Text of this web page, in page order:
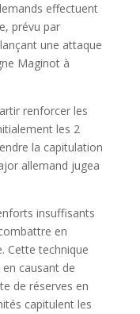
effectuent
prévu par
une attaque
Maginot à
renforcer les
les 2
la capitulation
allemand jugea
insuffisants
en
Cette technique
causant de
de réserves en
capitulent les